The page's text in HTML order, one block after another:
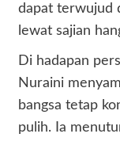
dapat terwujud
lewat sajian
Di hadapan
Nuraini
bangsa tetap
pulih. Ia